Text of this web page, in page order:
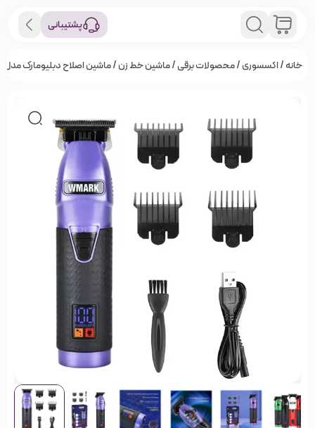
پشتیبانی
خانه/اکسسوری/محصولات برقی/ماشین خط زن/ ماشین اصلاح دبلیومارک مدل NG-318 (بنفش)